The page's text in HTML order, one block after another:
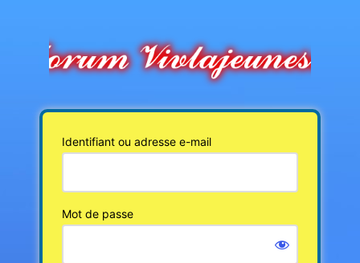
connecter
Identifiant ou adresse e-mail
Mot de passe